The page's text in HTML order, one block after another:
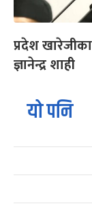
प्रदेश
ज्ञानेन्द्र शाही
यो पनि